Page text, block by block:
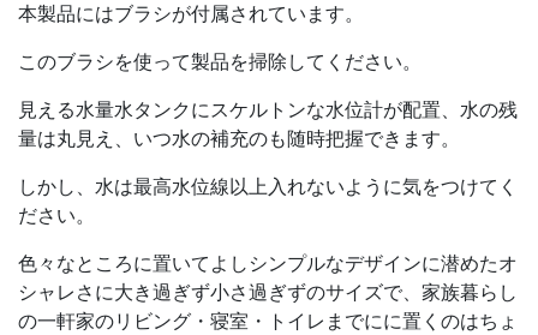
本製品にはブラシが付属されています。
このブラシを使って製品を掃除してください。
見える水量水タンクにスケルトンな水位計が配置、水の残
量は丸見え、いつ水の補充のも随時把握できます。
しかし、水は最高水位線以上入れないように気をつけてく
ださい。
色々なところに置いてよしシンプルなデザインに潜めたオ
シャレさに大き過ぎず小さ過ぎずのサイズで、家族暮らし
の一軒家のリビング・寝室・トイレまでにに置くのはちょ